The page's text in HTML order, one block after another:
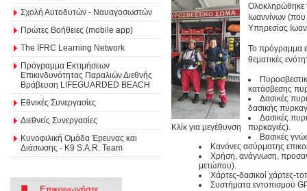
Σχολή Αυτοδυτών - Ναυαγοσωστών
Πρώτες Βοήθειες (mobile app)
The IFRC Learning Network
Πρόγραμμα Εκτιμήσεων
Επικινδυνότητας Παραλιών Διεθνής
Βράβευση LIFEGUARDED BEACH
Εθνικές Συνεργασίες
Διεθνείς Συνεργασίες
Κυνοφιλική Ομάδα Έρευνας και
Διάσωσης - Κ9 S.A.R. Team
Κλίκ για μεγέθυνση
Ολοκληρώθηκε
Ιωαννίνων
Υπηρεσίας
Το πρόγραμμα
θεματικές
κατάσβεσης
Δασικές
δασικής
Δασικές
πυρκαγιές).
Βασικές
Κανόνες ασύρματης
Χρήση, ανάγνωση,
μετώπου).
Χάρτες-δασικοί χάρτες-
Συστήματα εντοπισμού